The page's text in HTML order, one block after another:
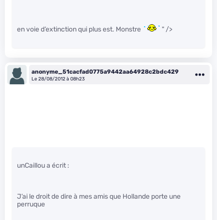
en voie d’extinction qui plus est. Monstre " />
anonyme_51cacfad0775a9442aa64928c2bdc429
Le 28/08/2012 à 08h23
unCaillou a écrit :
J’ai le droit de dire à mes amis que Hollande porte une
perruque